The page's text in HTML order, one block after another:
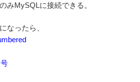
みMySQLに接続できる。
なったら、